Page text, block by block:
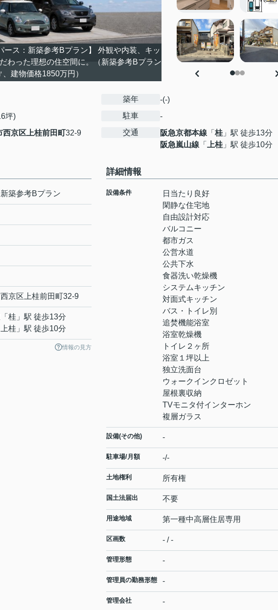
ース：新築参考Bプラン】 外観や内装、キッ
わった理想の住空間に。（新築参考Bプラン
、建物価格1850万円）
坪)
西京区 上桂前田町32-9
築年
-(-)
駐車
-
交通
阪急京都本線 「 桂 」駅 徒歩13分
阪急嵐山線 「 上桂 」駅 徒歩10分
築参考Bプラン
京区 上桂前田町32-9
「 桂 」駅 徒歩13分
上桂 」駅 徒歩10分
情報の見方
詳細情報
設備条件
日当たり良好
閑静な住宅地
自由設計対応
バルコニー
都市ガス
公営水道
公共下水
食器洗い乾燥機
システムキッチン
対面式キッチン
バス・トイレ別
追焚機能浴室
浴室乾燥機
トイレ２ヶ所
浴室１坪以上
独立洗面台
ウォークインクロゼット
屋根裏収納
TVモニタ付インターホン
複層ガラス
設備(その他) -
駐車場/月額 -/-
土地権利 所有権
国土法届出 不要
用途地域 第一種中高層住居専用
区画数 - / -
管理形態 -
管理員の勤務形態 -
管理会社 -